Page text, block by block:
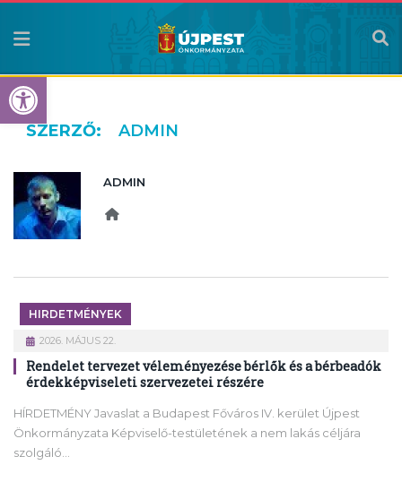
Eszköztár megnyitása
SZERZŐ: ADMIN
ADMIN
Website
HIRDETMÉNYEK
2026. MÁJUS 22.
Rendelet tervezet véleményezése bérlők és a bérbeadók
érdekképviseleti szervezetei részére
HÍRDETMÉNY Javaslat a Budapest Főváros IV. kerület Újpest
Önkormányzata Képviselő-testületének a nem lakás céljára
szolgáló…